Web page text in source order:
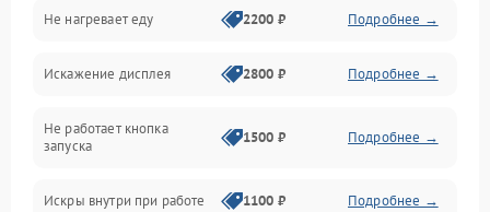
Механические повреждения
Питание и запуск
Нагрев и приготовление
Программное обеспечение
Не нагревает еду 2200 ₽ Подробнее →
Искажение дисплея 2800 ₽ Подробнее →
Не работает кнопка
запуска
1500 ₽ Подробнее →
Искры внутри при работе 1100 ₽ Подробнее →